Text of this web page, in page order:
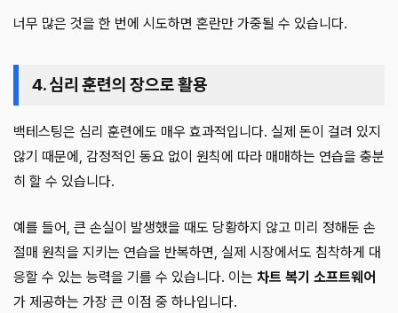
너무 많은 것을 한 번에 시도하면 혼란만 가중될 수 있습니다.
4. 심리 훈련의 장으로 활용
백테스팅은 심리 훈련에도 매우 효과적입니다. 실제 돈이 걸려 있지
않기 때문에, 감정적인 동요 없이 원칙에 따라 매매하는 연습을 충분
히 할 수 있습니다.
예를 들어, 큰 손실이 발생했을 때도 당황하지 않고 미리 정해둔 손
절매 원칙을 지키는 연습을 반복하면, 실제 시장에서도 침착하게 대
응할 수 있는 능력을 기를 수 있습니다. 이는 차트 복기 소프트웨어
가 제공하는 가장 큰 이점 중 하나입니다.